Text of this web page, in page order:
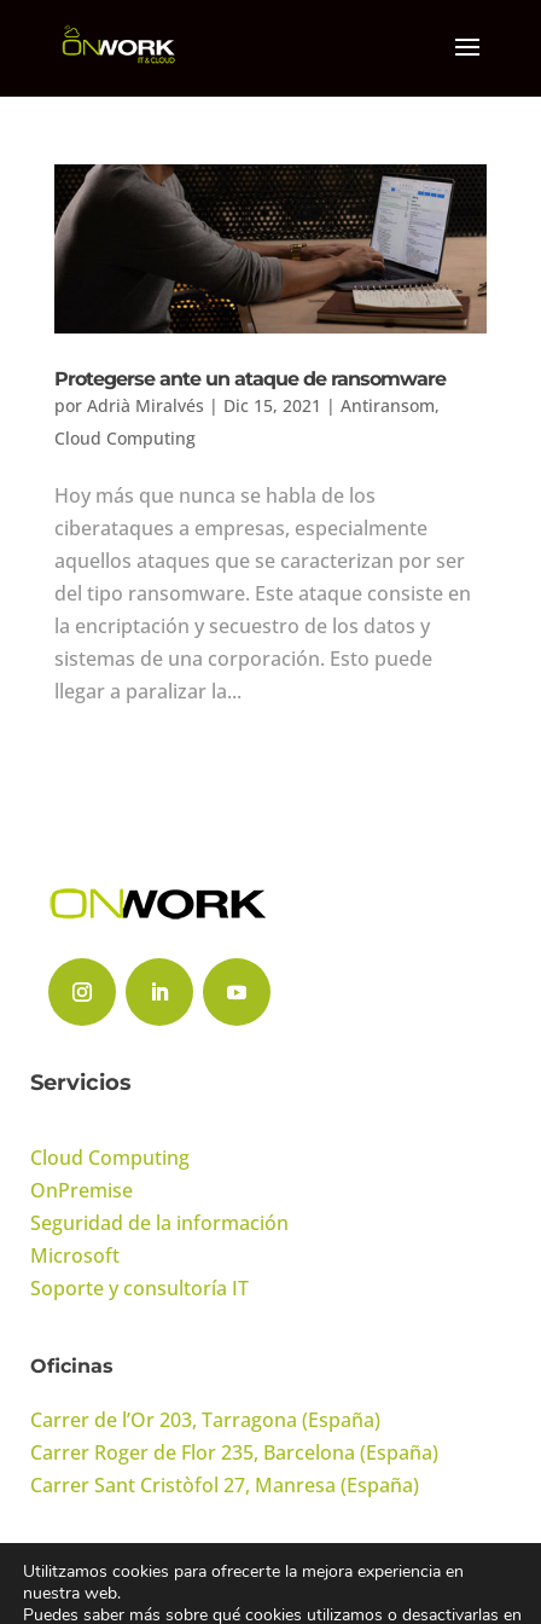
Protegerse ante un ataque de ransomware
por Adrià Miralvés | Dic 15, 2021 | Antiransom,
Cloud Computing
Hoy más que nunca se habla de los
ciberataques a empresas, especialmente
aquellos ataques que se caracterizan por ser
del tipo ransomware. Este ataque consiste en
la encriptación y secuestro de los datos y
sistemas de una corporación. Esto puede
llegar a paralizar la...
Servicios
Cloud Computing
OnPremise
Seguridad de la información
Microsoft
Soporte y consultoría IT
Oficinas
Carrer de l’Or 203, Tarragona (España)
Carrer Roger de Flor 235, Barcelona (España)
Carrer Sant Cristòfol 27, Manresa (España)
© Onwork Cloud, S.L. Todos los derechos reservados
Utilitzamos cookies para ofrecerte la mejora experiencia en
nuestra web.
Puedes saber más sobre qué cookies utilizamos o desactivarlas en